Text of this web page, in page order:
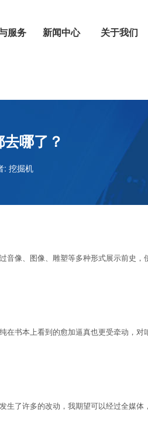
服务 新闻中心
安博足球官网
关于我们
哪了？
: 挖掘机
像、图像、雕塑等多种形式展示前史，
书本上看到的愈加逼真也更受牵动，对
了许多的改动，我期望可以经过全媒体